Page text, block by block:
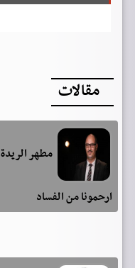
مقالات
مطهر الريدة
ارحمونا من الفساد